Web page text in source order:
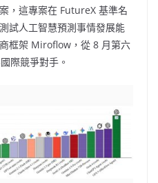
，這專案在 FutureX 基準名
試人工智慧預測事情發展能
框架 Miroflow，從 8 月第六
際競爭對手。